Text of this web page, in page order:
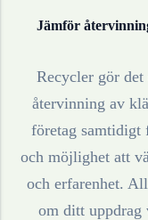
Jämför
Recycler gör
återvinning av
företag samtidigt
och möjlighet att
och erfarenhet.
om ditt uppdrag